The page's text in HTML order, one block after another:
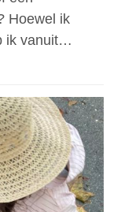
Hoewel ik
ik vanuit…